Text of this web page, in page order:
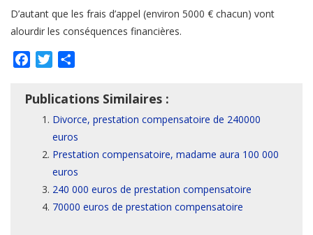
D’autant que les frais d’appel (environ 5000 € chacun) vont
alourdir les conséquences financières.
FacebookTwitter
Publications Similaires :
Divorce, prestation compensatoire de 240000
euros
Prestation compensatoire, madame aura 100 000
euros
240 000 euros de prestation compensatoire
70000 euros de prestation compensatoire